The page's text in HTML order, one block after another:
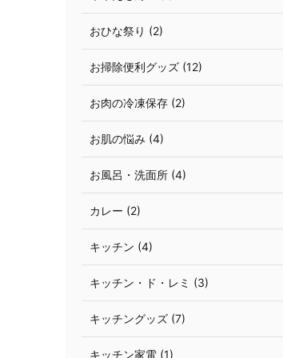
おひな祭り (2)
お掃除便利グッズ (12)
お肉の冷凍保存 (2)
お肌の悩み (4)
お風呂・洗面所 (4)
カレー (2)
キッチン (4)
キッチン・ド・レミ (3)
キッチングッズ (7)
キッチン家電 (1)